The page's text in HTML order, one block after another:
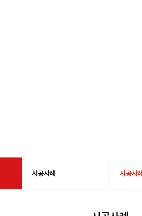
시공사례 시공사례